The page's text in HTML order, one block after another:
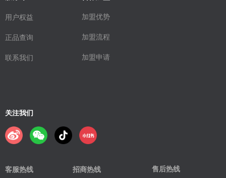
用户权益
正品查询
联系我们
加盟优势
加盟流程
加盟申请
关注我们
客服热线 招商热线 售后热线